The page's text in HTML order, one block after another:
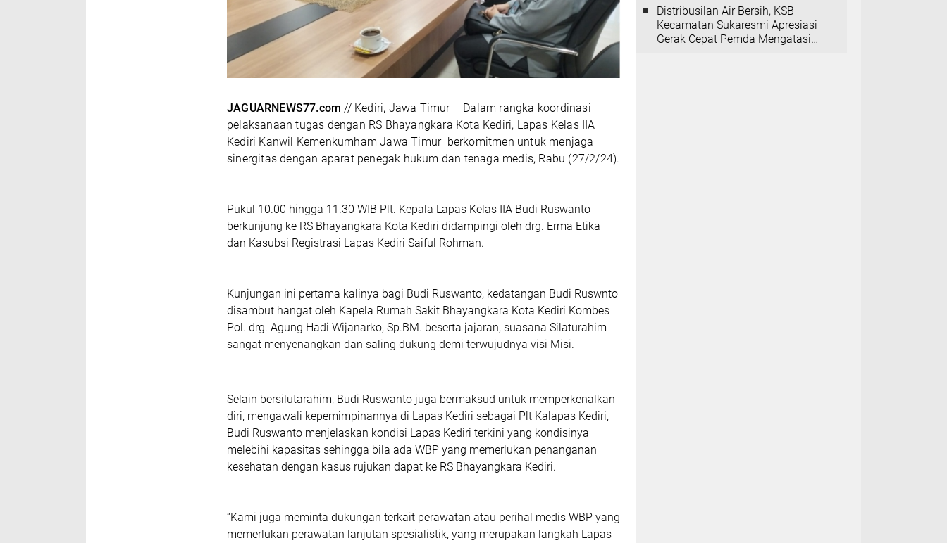
JAGUARNEWS77.com // Kediri, Jawa Timur – Dalam rangka koordinasi
pelaksanaan tugas dengan RS Bhayangkara Kota Kediri, Lapas Kelas IIA
Kediri Kanwil Kemenkumham Jawa Timur berkomitmen untuk menjaga
sinergitas dengan aparat penegak hukum dan tenaga medis, Rabu (27/2/24).
Pukul 10.00 hingga 11.30 WIB Plt. Kepala Lapas Kelas IIA Budi Ruswanto
berkunjung ke RS Bhayangkara Kota Kediri didampingi oleh drg. Erma Etika
dan Kasubsi Registrasi Lapas Kediri Saiful Rohman.
Kunjungan ini pertama kalinya bagi Budi Ruswanto, kedatangan Budi Ruswnto
disambut hangat oleh Kapela Rumah Sakit Bhayangkara Kota Kediri Kombes
Pol. drg. Agung Hadi Wijanarko, Sp.BM. beserta jajaran, suasana Silaturahim
sangat menyenangkan dan saling dukung demi terwujudnya visi Misi.
Selain bersilutarahim, Budi Ruswanto juga bermaksud untuk memperkenalkan
diri, mengawali kepemimpinannya di Lapas Kediri sebagai Plt Kalapas Kediri,
Budi Ruswanto menjelaskan kondisi Lapas Kediri terkini yang kondisinya
melebihi kapasitas sehingga bila ada WBP yang memerlukan penanganan
kesehatan dengan kasus rujukan dapat ke RS Bhayangkara Kediri.
“Kami juga meminta dukungan terkait perawatan atau perihal medis WBP yang
memerlukan perawatan lanjutan spesialistik, yang merupakan langkah Lapas
Distribusilan Air Bersih, KSB
Kecamatan Sukaresmi Apresiasi
Gerak Cepat Pemda Mengatasi